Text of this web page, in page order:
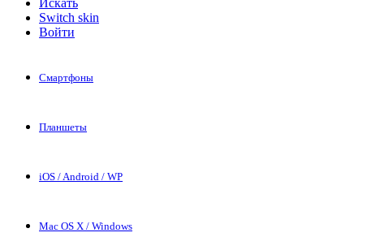
Искать
Switch skin
Войти
Смартфоны
Планшеты
iOS / Android / WP
Mac OS X / Windows